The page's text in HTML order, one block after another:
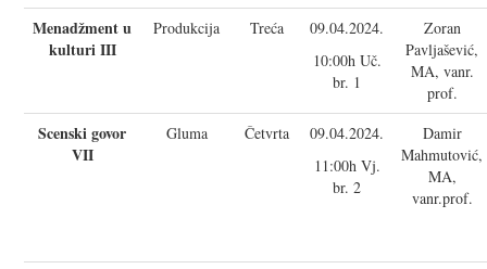
Menadžment u
kulturi III
Produkcija Treća
09.04.2024.
10:00h Uč.
br. 1
Zoran
Pavljašević,
MA, vanr.
prof.
Scenski govor
VII
Gluma Četvrta
09.04.2024.
11:00h Vj.
br. 2
Damir
Mahmutović,
MA,
vanr.prof.